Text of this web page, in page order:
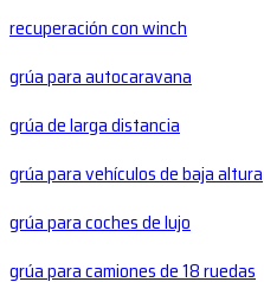
recuperación con winch
grúa para autocaravana
grúa de larga distancia
grúa para vehículos de baja altura
grúa para coches de lujo
grúa para camiones de 18 ruedas